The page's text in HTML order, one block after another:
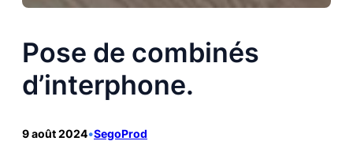
Pose de combinés
d’interphone.
9 août 2024•SegoProd